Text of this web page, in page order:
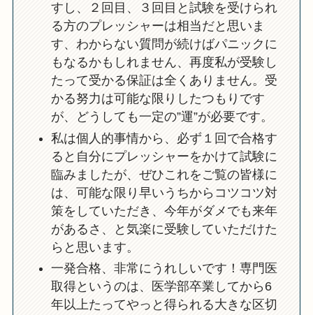
すし、２回目、３回目と試験を受けられ
る方のプレッシャーは相当だと思いま
す、わからない質問が続けばパニックに
もなるかもしれません、再度私が受験し
たって受かる保証は全くありません。受
かる努力は可能な限りしたつもりです
が、どうしても一定の”運”が必要です。
私は個人的事情から、必ず１回で合格す
ると自分にプレッシャーをかけて試験に
臨みましたが、ぜひこれをご覧の皆様に
は、可能な限り早いうちからコツコツ対
策をしていただき、今年がダメでも来年
があるさ、と気楽に受験していただけた
らと思います。
一発合格、非常にうれしいです！専門医
取得というのは、医学部卒業してから6
年以上たってやっと得られる大きな区切